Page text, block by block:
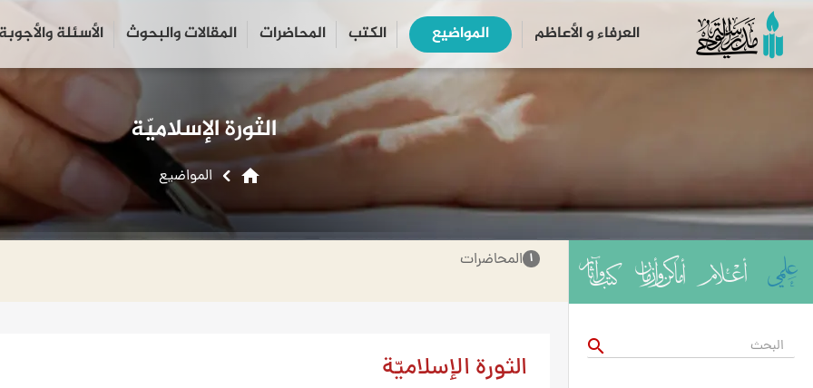
العرفاء و الأعاظم المواضیع الكتب المحاضرات المقالات والبحوث الأسئلة والأجوبة search
close
الثورة الإسلاميّة
home المواضیع
search
۱ المحاضرات
الثورة الإسلاميّة